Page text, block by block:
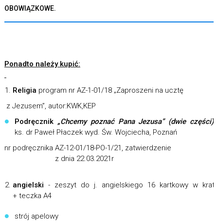
OBOWIĄZKOWE.
Ponadto należy kupić:
Religia program nr AZ-1-01/18 „Zaproszeni na ucztę
z Jezusem”, autor:KWK,KEP
Podręcznik „Chcemy poznać Pana Jezusa” (dwie części)
ks. dr Paweł Płaczek wyd. Św. Wojciecha, Poznań
nr podręcznika AZ-12-01/18-PO-1/21, zatwierdzenie
z dnia 22.03.2021r
angielski - zeszyt do j. angielskiego 16 kartkowy w
+ teczka A4
strój apelowy